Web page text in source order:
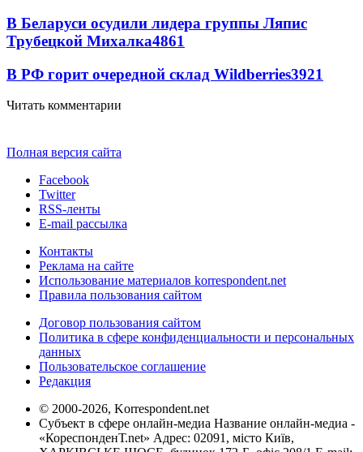
В Беларуси осудили лидера группы Ляпис
Трубецкой Михалка4861
В РФ горит очередной склад Wildberries3921
Читать комментарии
Полная версия сайта
Facebook
Twitter
RSS-ленты
E-mail рассылка
Контакты
Реклама на сайте
Использование материалов korrespondent.net
Правила пользования сайтом
Договор пользования сайтом
Политика в сфере конфиденциальности и персональных
данных
Пользовательское соглашение
Редакция
© 2000-2026, Korrespondent.net
Субъект в сфере онлайн-медиа Название онлайн-медиа -
«КореспонденТ.net» Адрес: 02091, місто Київ,